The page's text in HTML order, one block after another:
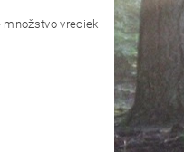
množstvo vreciek